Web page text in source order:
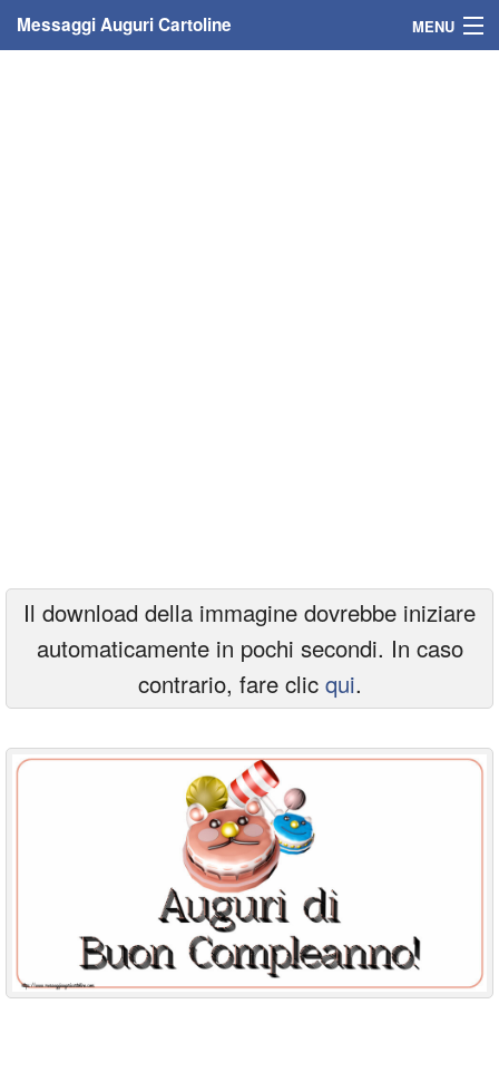
Messaggi Auguri Cartoline MENU
Cartoline animate
Accedi
Il download della immagine dovrebbe iniziare
automaticamente in pochi secondi. In caso
contrario, fare clic qui.